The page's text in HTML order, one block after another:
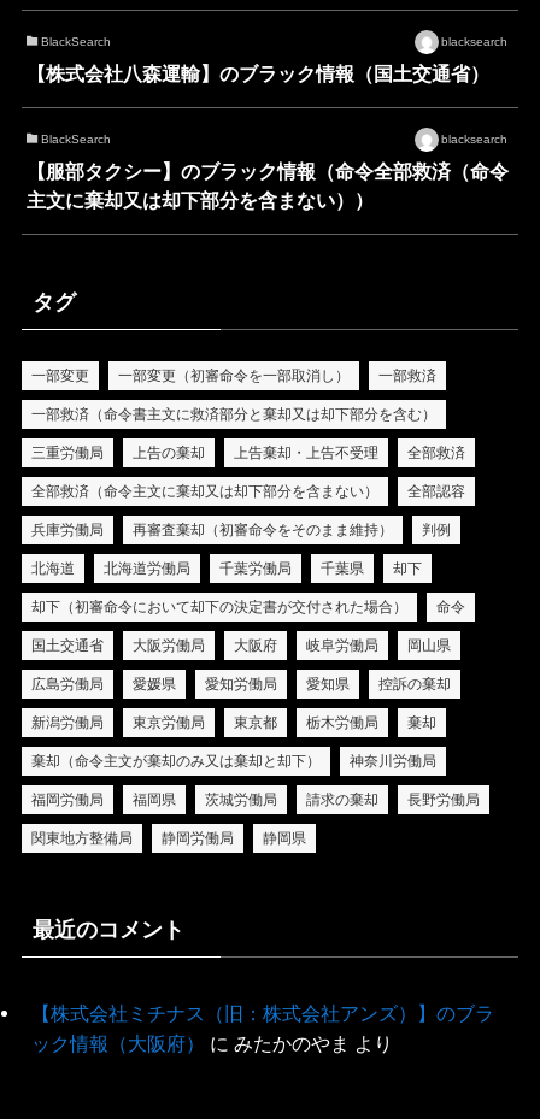
BlackSearch blacksearch
【株式会社八森運輸】のブラック情報（国土交通省）
BlackSearch blacksearch
【服部タクシー】のブラック情報（命令全部救済（命令
主文に棄却又は却下部分を含まない））
タグ
一部変更 一部変更（初審命令を一部取消し） 一部救済
一部救済（命令書主文に救済部分と棄却又は却下部分を含む）
三重労働局 上告の棄却 上告棄却・上告不受理 全部救済
全部救済（命令主文に棄却又は却下部分を含まない） 全部認容
兵庫労働局 再審査棄却（初審命令をそのまま維持） 判例
北海道 北海道労働局 千葉労働局 千葉県 却下
却下（初審命令において却下の決定書が交付された場合） 命令
国土交通省 大阪労働局 大阪府 岐阜労働局 岡山県
広島労働局 愛媛県 愛知労働局 愛知県 控訴の棄却
新潟労働局 東京労働局 東京都 栃木労働局 棄却
棄却（命令主文が棄却のみ又は棄却と却下） 神奈川労働局
福岡労働局 福岡県 茨城労働局 請求の棄却 長野労働局
関東地方整備局 静岡労働局 静岡県
最近のコメント
【株式会社ミチナス（旧：株式会社アンズ）】のブラ
ック情報（大阪府）
に みたかのやま より